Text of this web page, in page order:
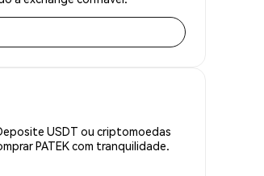
USDT ou criptomoedas
PATEK com tranquilidade.